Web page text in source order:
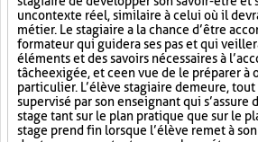
un contexte réel, similaire à celui où il
métier. Le stagiaire a la chance d’être
formateur qui guidera ses pas et qui
éléments et des savoirs nécessaires à
tâche exigée, et ce en vue de le préparer à
particulier. L’élève stagiaire demeure,
supervisé par son enseignant qui
stage tant sur le plan pratique que sur le
stage prend fin lorsque l’élève remet à